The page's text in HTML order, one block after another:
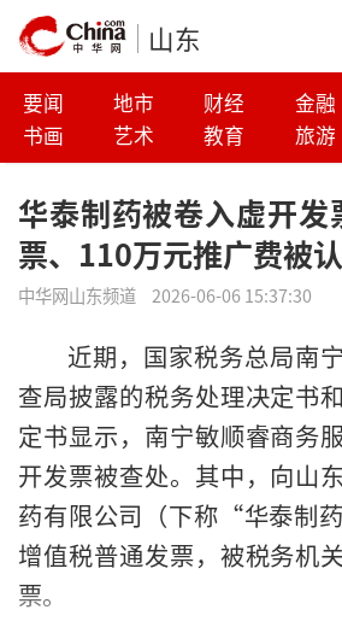
山东
要闻 地市 财经 金融
书画
艺术 教育 旅游
华泰制药被卷入虚开
票、110万元推广费被
中华网山东频道 2026-06-06 15:37:30
近期，国家税务总局南
查局披露的税务处理决定书
定书显示，南宁敏顺睿商务
开发票被查处。其中，向山
药有限公司（下称“华泰制
增值税普通发票，被税务机
票。